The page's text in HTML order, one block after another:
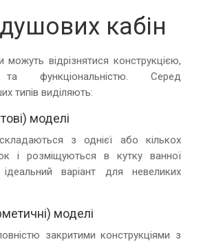
кабін
можуть відрізнятися конструкцією,
функціональністю. Серед
типів виділяють:
моделі
з однієї або кількох
і розміщуються в кутку ванної
варіант для невеликих
моделі
закритими конструкціями з